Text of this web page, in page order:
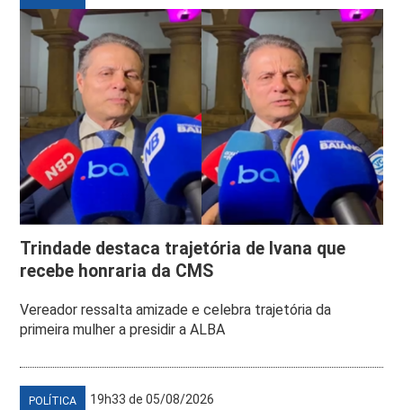
Trindade destaca trajetória de Ivana que
recebe honraria da CMS
Vereador ressalta amizade e celebra trajetória da
primeira mulher a presidir a ALBA
POLÍTICA 19h33 de 05/08/2026